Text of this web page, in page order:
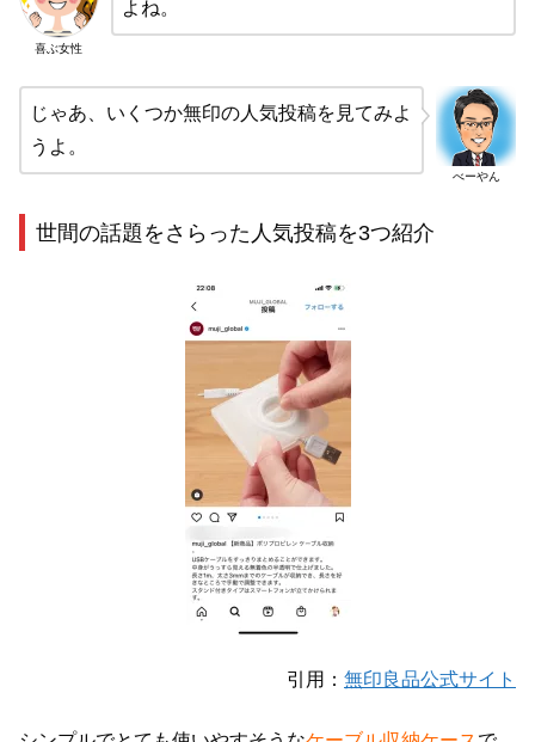
喜ぶ女性
よね。
べーやん
じゃあ、いくつか無印の人気投稿を見てみよ
うよ。
世間の話題をさらった人気投稿を3つ紹介
引用： 無印良品公式サイト